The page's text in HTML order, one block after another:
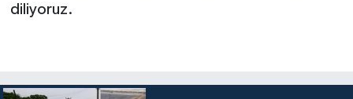
diliyoruz.